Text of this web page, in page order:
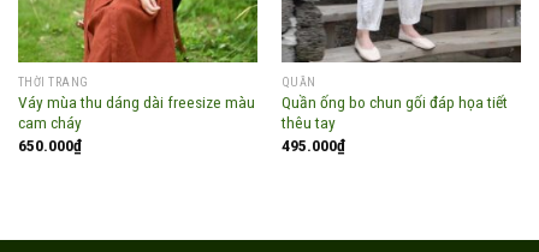
THỜI TRANG
Váy mùa thu dáng dài freesize màu
cam cháy
650.000₫
QUẦN
Quần ống bo chun gối đáp họa tiết
thêu tay
495.000₫